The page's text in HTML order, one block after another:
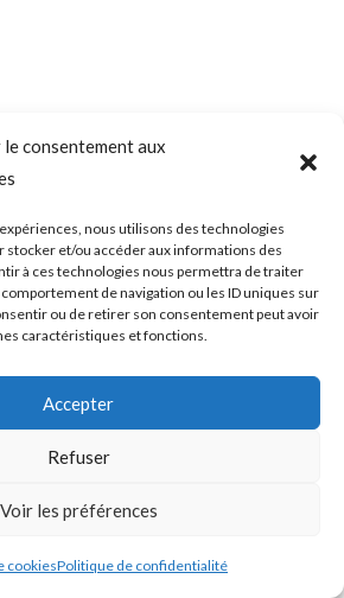
consentement aux
nous utilisons des technologies
stocker et/ou accéder aux informations des
à ces technologies nous permettra de traiter
de navigation ou les ID uniques sur
ou de retirer son consentement peut avoir
caractéristiques et fonctions.
Accepter
Refuser
Voir les préférences
cookiesPolitique de confidentialité